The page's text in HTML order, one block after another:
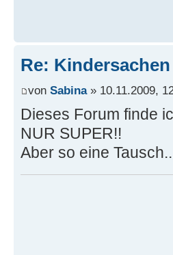
Re:
von Sabina» 10.11.2009,
Dieses Forum finde
NUR SUPER!!
Aber so eine